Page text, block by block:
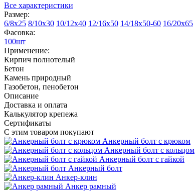
Все характеристики
Размер:
6/8х25 8/10х30 10/12х40 12/16х50 14/18х50-60 16/20х65
Фасовка:
100шт
Применение:
Кирпич полнотелый
Бетон
Камень природный
Газобетон, пенобетон
Описание
Доставка и оплата
Калькулятор крепежа
Сертификаты
С этим товаром покупают
Анкерный болт с крюком
Анкерный болт с кольцом
Анкерный болт с гайкой
Анкерный болт
Анкер-клин
Анкер рамный